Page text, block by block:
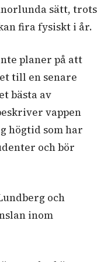
sätt, trots
fira fysiskt i år.
planer på att
till en senare
bästa av
vappen
högtid som har
och bör
och
inom